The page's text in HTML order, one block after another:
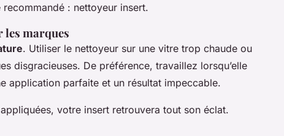
: nettoyeur insert.
les marques
. Utiliser le nettoyeur sur une vitre trop chaude ou
disgracieuses. De préférence, travaillez lorsqu’elle
application parfaite et un résultat impeccable.
votre insert retrouvera tout son éclat.